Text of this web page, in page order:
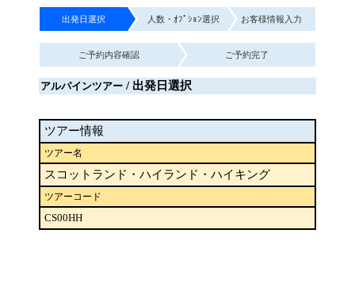
出発日選択 人数・ｵﾌﾟｼｮﾝ選択 お客様情報入力
ご予約内容確認 ご予約完了
アルパインツアー / 出発日選択
ツアー情報
ツアー名
スコットランド・ハイランド・ハイキング
ツアーコード
CS00HH